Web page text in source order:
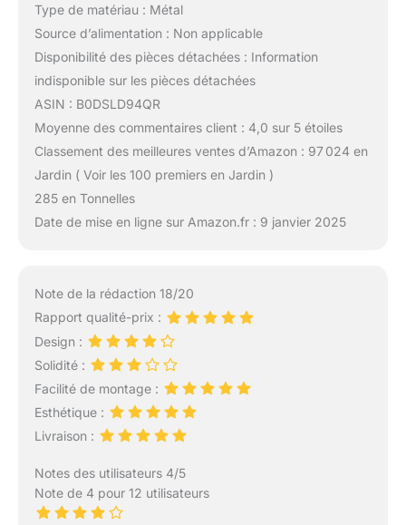
Type de matériau : Métal
Source d’alimentation : Non applicable
Disponibilité des pièces détachées : Information
indisponible sur les pièces détachées
ASIN : B0DSLD94QR
Moyenne des commentaires client : 4,0 sur 5 étoiles
Classement des meilleures ventes d’Amazon : 97 024 en
Jardin ( Voir les 100 premiers en Jardin )
285 en Tonnelles
Date de mise en ligne sur Amazon.fr : 9 janvier 2025
Note de la rédaction 18/20
Rapport qualité-prix :
Design :
Solidité :
Facilité de montage :
Esthétique :
Livraison :
Notes des utilisateurs 4/5
Note de 4 pour 12 utilisateurs